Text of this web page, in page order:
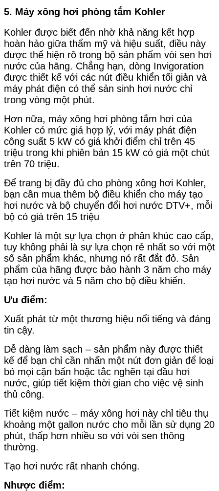
5. Máy xông hơi phòng tắm Kohler
Kohler được biết đến nhờ khả năng kết hợp
hoàn hảo giữa thẩm mỹ và hiệu suất, điều này
được thể hiện rõ trong bộ sản phẩm vòi sen hơi
nước của hãng. Chẳng hạn, dòng Invigoration
được thiết kế với các nút điều khiển tối giản và
máy phát điện có thể sản sinh hơi nước chỉ
trong vòng một phút.
Hơn nữa, máy xông hơi phòng tắm hơi của
Kohler có mức giá hợp lý, với máy phát điện
công suất 5 kW có giá khởi điểm chỉ trên 45
triệu trong khi phiên bản 15 kW có giá một chút
trên 70 triệu.
Để trang bị đầy đủ cho phòng xông hơi Kohler,
bạn cần mua thêm bộ điều khiển cho máy tạo
hơi nước và bộ chuyển đổi hơi nước DTV+, mỗi
bộ có giá trên 15 triệu
Kohler là một sự lựa chọn ở phân khúc cao cấp,
tuy không phải là sự lựa chọn rẻ nhất so với một
số sản phẩm khác, nhưng nó rất đắt đỏ. Sản
phẩm của hãng được bảo hành 3 năm cho máy
tạo hơi nước và 5 năm cho bộ điều khiển.
Ưu điểm:
Xuất phát từ một thương hiệu nổi tiếng và đáng
tin cậy.
Dễ dàng làm sạch – sản phẩm này được thiết
kế để bạn chỉ cần nhấn một nút đơn giản để loại
bỏ mọi cặn bẩn hoặc tắc nghẽn tại đầu hơi
nước, giúp tiết kiệm thời gian cho việc vệ sinh
thủ công.
Tiết kiệm nước – máy xông hơi này chỉ tiêu thụ
khoảng một gallon nước cho mỗi lần sử dụng 20
phút, thấp hơn nhiều so với vòi sen thông
thường.
Tạo hơi nước rất nhanh chóng.
Nhược điểm: